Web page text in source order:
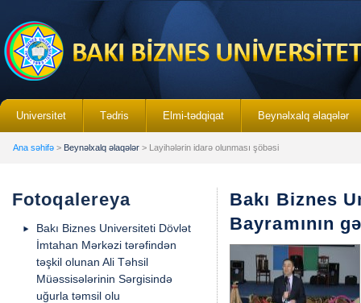
Universitet Tədris Elmi-tədqiqat Beynəlxalq əlaqələr
Ana səhifə > Beynəlxalq əlaqələr > Layihələrin idarə olunması şöbəsi
Fotoqalereya
Bakı Biznes Universiteti Dövlət
İmtahan Mərkəzi tərəfindən
təşkil olunan Ali Təhsil
Müəssisələrinin Sərgisində
uğurla təmsil olu
Bakı Biznes
Bayramının